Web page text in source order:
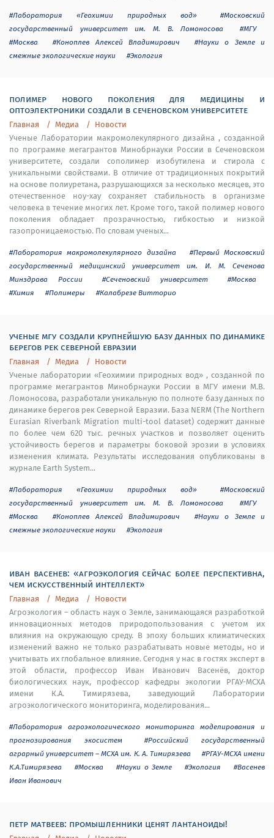
#Лаборатория «Геохимии природных вод»
#Московский
государственный университет им. М. В. Ломоносова
#МГУ
#Москва
#Коноплев Алексей Владимирович
#Науки о Земле и
смежные экологические науки
#Экология
полимер нового поколения для медицины и
оптоэлектроники создали в сеченовском университете
Главная Медиа
Новости
Ученые Лаборатории макромолекулярного дизайна , созданной
по программе мегагрантов Минобрнауки России в Сеченовском
университете, создали сополимер изобутилена и стирола с
уникальными свойствами. В отличие от традиционных покрытий
на основе полиуретана, разрушающихся за несколько месяцев, это
отечественное ноу-хау сохраняет стабильность в организме
человека в течение многих лет. Кроме того, такой полимер нового
поколения обладает прозрачностью, гибкостью и низкой
газопроницаемостью. По словам ученых...
#Лаборатория макромолекулярного дизайна
#Первый Московский
государственный медицинский университет им. И. М. Сеченова
Минздрава России
#Сеченовский университет
#Москва
#Химия
#Полимеры #Калабрезе Витторио
ученые мгу создали крупнейшую базу данных по динамике
берегов рек северной евразии
Главная Медиа
Новости
Ученые лаборатории «Геохимии природных вод» , созданной по
программе мегагрантов Минобрнауки России в МГУ имени М.В.
Ломоносова, разработали уникальную по полноте базу данных по
динамике берегов рек Северной Евразии. База NERM (The Northern
Eurasian Riverbank Migration multi-tool dataset) содержит данные
по более чем 620 тыс. речных участков и позволяет оценить
устойчивость берегов и параметры боковой эрозии в условиях
изменения климата. Результаты исследования опубликованы в
журнале Earth System...
#Лаборатория «Геохимии природных вод»
#Московский
государственный университет им. М. В. Ломоносова
#МГУ
#Москва
#Коноплев Алексей Владимирович
#Науки о Земле и
смежные экологические науки
#Экология
иван васенев: «агроэкология сейчас более перспективна,
чем искусственный интеллект»
Главная Медиа
Новости
Агроэкология – область наук о Земле, занимающаяся разработкой
инновационных методов природопользования с учетом их
влияния на окружающую среду. В эпоху больших климатических
изменений важно не только разрабатывать новые методы, но и
учитывать их глобальное влияние. Сегодня у нас в гостях эксперт в
этой области, профессор Иван Иванович Васенёв, доктор
биологических наук, профессор кафедры экологии РГАУ-МСХА
имени К.А. Тимирязева, заведующий Лаборатории
агроэкологического мониторинга, моделирования...
#Лаборатория агроэкологического мониторинга моделирования и
прогнозирования экосистем
#Российский государственный
аграрный университет – МСХА им. К. А. Тимирязева
#РГАУ-МСХА имени
К.А.Тимирязева
#Москва #Науки о Земле #Экология
#Васенев
Иван Иванович
петр матвеев: промышленники ценят лантаноиды!